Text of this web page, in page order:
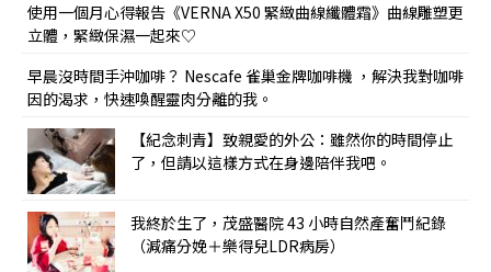
使用一個月心得報告《VERNA X50 緊緻曲線纖體霜》曲線雕塑更
立體，緊緻保濕一起來♡
早晨沒時間手沖咖啡？ Nescafe 雀巢金牌咖啡機 ，解決我對咖啡
因的渴求，快速喚醒靈肉分離的我。
【紀念刺青】致親愛的外公：雖然你的時間停止
了，但請以這樣方式在身邊陪伴我吧。
我終於生了，茂盛醫院 43 小時自然產奮鬥紀錄
（減痛分娩＋樂得兒LDR病房）